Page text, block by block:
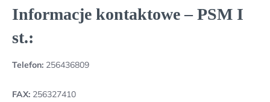
Informacje kontaktowe – PSM I
st.:
Telefon: 256436809
FAX: 256327410